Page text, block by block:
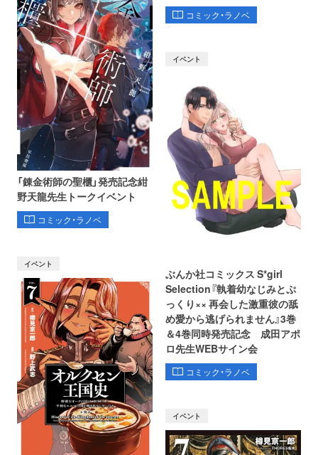
コミック・ラノベ
「錬金術師の聖櫃」発売記念紺
野天龍先生トークイベント
コミック・ラノベ
イベント
ぶんか社コミックス S*girl
Selection『執着幼なじみとぷ
っくり×× 再会した激重彼の舐
め愛から逃げられません』3巻
＆4巻同時発売記念 成田アポ
ロ先生WEBサイン会
コミック・ラノベ
イベント
イベント